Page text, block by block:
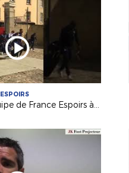
L'arrivée de l'Equipe de France Espoirs à Laval !